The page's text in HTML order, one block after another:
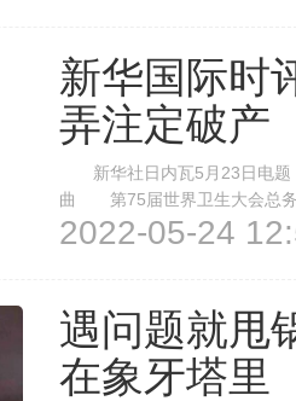
新华国际时
弄注定破产
新华社日内瓦5月23日电题
曲 第75届世界卫生大会总务
提出的所谓“邀请台湾以观察员
2022-05-24
遇问题就甩
在象牙塔里